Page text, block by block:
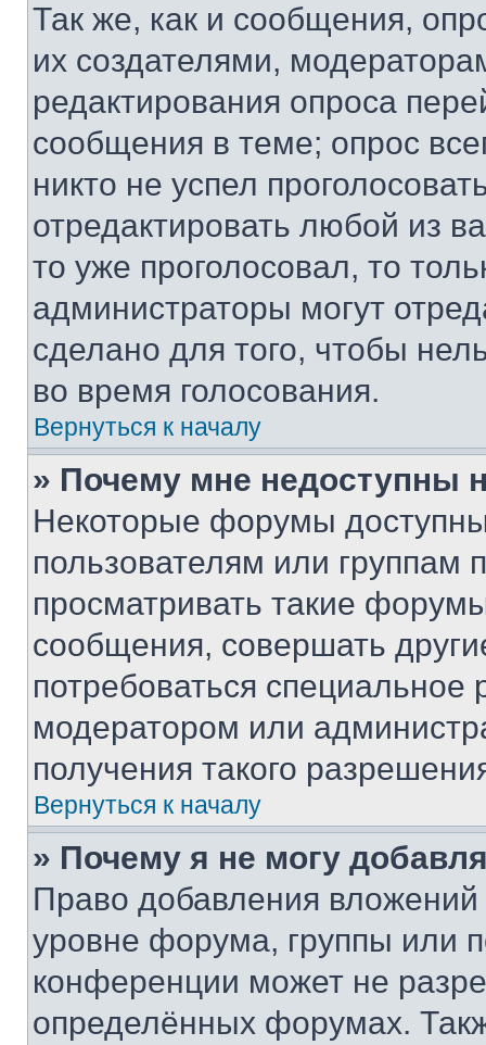
Так же, как и сообщения,
их создателями,
редактирования опроса
сообщения в теме; опрос
никто не успел
отредактировать любой из
то уже проголосовал, то
администраторы могут
сделано для того, чтобы
во время голосования.
Вернуться к началу
» Почему мне недоступны
Некоторые форумы
пользователям или группам
просматривать такие
сообщения, совершать
потребоваться
модератором или
получения такого
Вернуться к началу
» Почему я не могу
Право добавления
уровне форума, группы или
конференции может не
определённых форумах.